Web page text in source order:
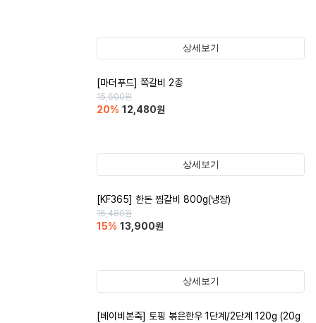
상세보기
[마더푸드] 쪽갈비 2종
15,600원
20% 12,480원
상세보기
[KF365] 한돈 찜갈비 800g(냉장)
16,480원
15% 13,900원
상세보기
[베이비본죽] 토핑 볶은한우 1단계/2단계 120g (20g